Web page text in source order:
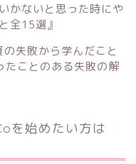
かないと思った時にや
全15選』
失敗から学んだこと
たことのある失敗の解
を始めたい方は